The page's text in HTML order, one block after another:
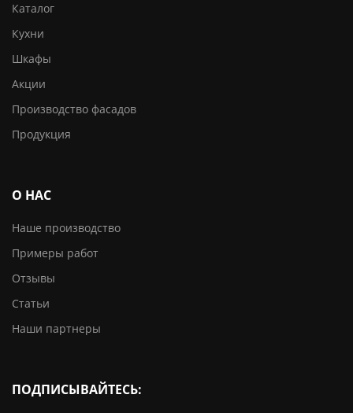
Каталог
Кухни
Шкафы
Акции
Производство фасадов
Продукция
О НАС
Наше производство
Примеры работ
Отзывы
Статьи
Наши партнеры
ПОДПИСЫВАЙТЕСЬ: